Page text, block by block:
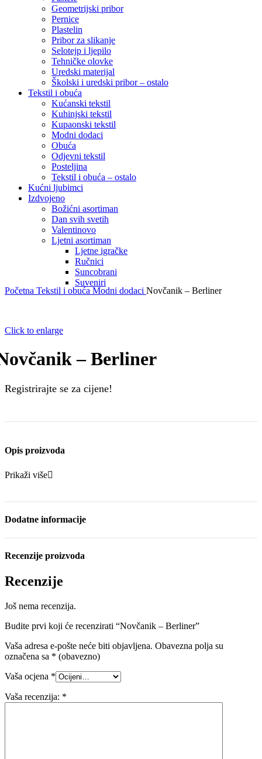
Geometrijski pribor
Pernice
Plastelin
Pribor za slikanje
Selotejp i ljepilo
Tehničke olovke
Uredski materijal
Školski i uredski pribor – ostalo
Tekstil i obuća
Kućanski tekstil
Kuhinjski tekstil
Kupaonski tekstil
Modni dodaci
Obuća
Odjevni tekstil
Posteljina
Tekstil i obuća – ostalo
Kućni ljubimci
Izdvojeno
Božićni asortiman
Dan svih svetih
Valentinovo
Ljetni asortiman
Ljetne igračke
Ručnici
Suncobrani
Suveniri
Početna Tekstil i obuća Modni dodaci Novčanik – Berliner
Click to enlarge
– Berliner
Registrirajte se za cijene!
Opis proizvoda
Prikaži više
Dodatne informacije
Recenzije proizvoda
Recenzije
Još nema recenzija.
Budite prvi koji će recenzirati “Novčanik – Berliner”
Vaša adresa e-pošte neće biti objavljena. Obavezna polja su
označena sa * (obavezno)
Vaša ocjena *
Vaša recenzija: *